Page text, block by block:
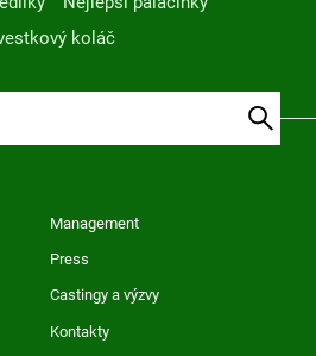
koláč
Management
Press
Castingy a výzvy
Kontakty